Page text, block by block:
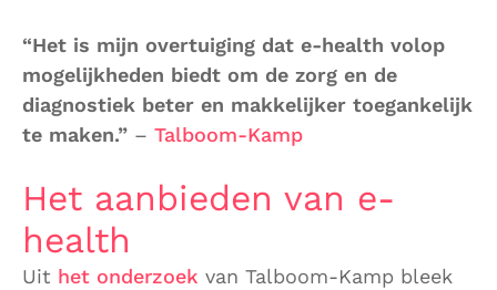
“Het is mijn overtuiging dat e-health volop
mogelijkheden biedt om de zorg en de
diagnostiek beter en makkelijker toegankelijk
te maken.” – Talboom-Kamp
Het aanbieden van e-
health
Uit het onderzoek van Talboom-Kamp bleek